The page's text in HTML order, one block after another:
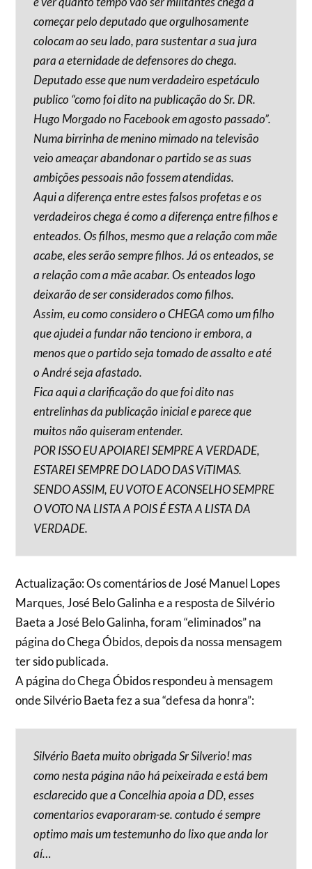
começar pelo deputado que orgulhosamente
colocam ao seu lado, para sustentar a sua jura
para a eternidade de defensores do chega.
Deputado esse que num verdadeiro espetáculo
publico “como foi dito na publicação do Sr. DR.
Hugo Morgado no Facebook em agosto passado”.
Numa birrinha de menino mimado na televisão
veio ameaçar abandonar o partido se as suas
ambições pessoais não fossem atendidas.
Aqui a diferença entre estes falsos profetas e os
verdadeiros chega é como a diferença entre filhos e
enteados. Os filhos, mesmo que a relação com mãe
acabe, eles serão sempre filhos. Já os enteados, se
a relação com a mãe acabar. Os enteados logo
deixarão de ser considerados como filhos.
Assim, eu como considero o CHEGA como um filho
que ajudei a fundar não tenciono ir embora, a
menos que o partido seja tomado de assalto e até
o André seja afastado.
Fica aqui a clarificação do que foi dito nas
entrelinhas da publicação inicial e parece que
muitos não quiseram entender.
POR ISSO EU APOIAREI SEMPRE A VERDADE,
ESTAREI SEMPRE DO LADO DAS VíTIMAS.
SENDO ASSIM, EU VOTO E ACONSELHO SEMPRE
O VOTO NA LISTA A POIS É ESTA A LISTA DA
VERDADE.
Actualização: Os comentários de José Manuel Lopes
Marques, José Belo Galinha e a resposta de Silvério
Baeta a José Belo Galinha, foram “eliminados” na
página do Chega Óbidos, depois da nossa mensagem
ter sido publicada.
A página do Chega Óbidos respondeu à mensagem
onde Silvério Baeta fez a sua “defesa da honra”:
Silvério Baeta muito obrigada Sr Silverio! mas
como nesta página não há peixeirada e está bem
esclarecido que a Concelhia apoia a DD, esses
comentarios evaporaram-se. contudo é sempre
optimo mais um testemunho do lixo que anda lor
aí…